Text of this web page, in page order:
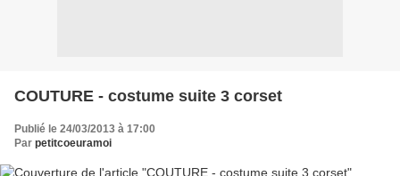
COUTURE - costume suite 3 corset
Publié le 24/03/2013 à 17:00
Par petitcoeuramoi